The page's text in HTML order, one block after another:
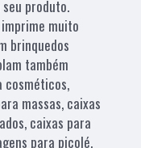
produto.
muito
brinquedos
também
cosméticos,
massas, caixas
caixas para
para picolé,